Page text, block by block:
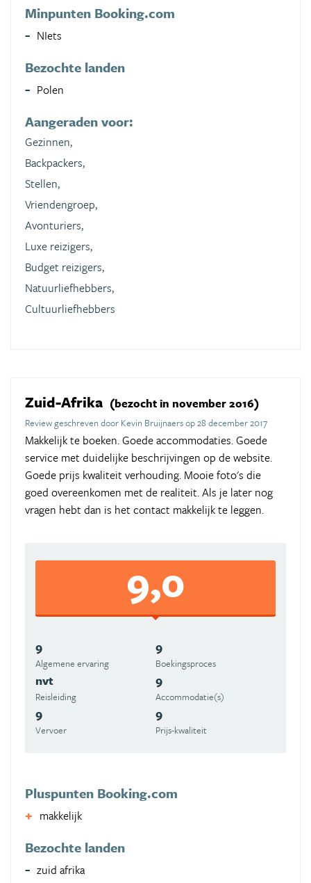
Minpunten Booking.com
NIets
Bezochte landen
Polen
Aangeraden voor:
Gezinnen,
Backpackers,
Stellen,
Vriendengroep,
Avonturiers,
Luxe reizigers,
Budget reizigers,
Natuurliefhebbers,
Cultuurliefhebbers
Zuid-Afrika (bezocht in november 2016)
Review geschreven door Kevin Bruijnaers op 28 december 2017
Makkelijk te boeken. Goede accommodaties. Goede
service met duidelijke beschrijvingen op de website.
Goede prijs kwaliteit verhouding. Mooie foto's die
goed overeenkomen met de realiteit. Als je later nog
vragen hebt dan is het contact makkelijk te leggen.
9,0
9
Algemene ervaring
9
Boekingsproces
nvt
Reisleiding
9
Accommodatie(s)
9
Vervoer
9
Prijs-kwaliteit
Pluspunten Booking.com
makkelijk
Bezochte landen
zuid afrika